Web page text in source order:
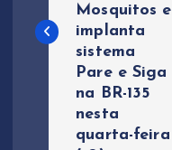
e
Mosquitos e
implanta
sistema
Pare e Siga
na BR-135
nesta
quarta-feira